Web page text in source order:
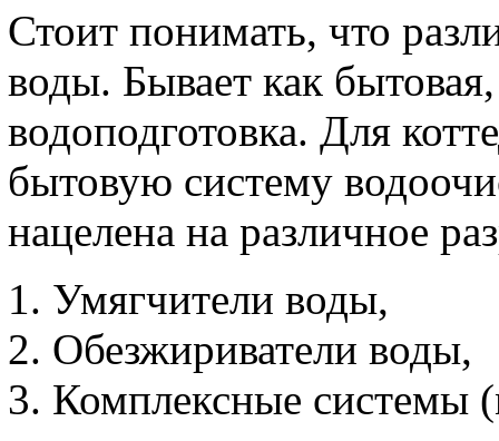
Стоит понимать, что
воды. Бывает как
водоподготовка. Для
бытовую систему
нацелена на различное
Умягчители воды,
Обезжириватели воды,
Комплексные системы